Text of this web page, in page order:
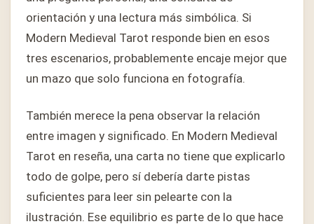
orientación y una lectura más simbólica. Si
Modern Medieval Tarot responde bien en esos
tres escenarios, probablemente encaje mejor que
un mazo que solo funciona en fotografía.
También merece la pena observar la relación
entre imagen y significado. En Modern Medieval
Tarot en reseña, una carta no tiene que explicarlo
todo de golpe, pero sí debería darte pistas
suficientes para leer sin pelearte con la
ilustración. Ese equilibrio es parte de lo que hace